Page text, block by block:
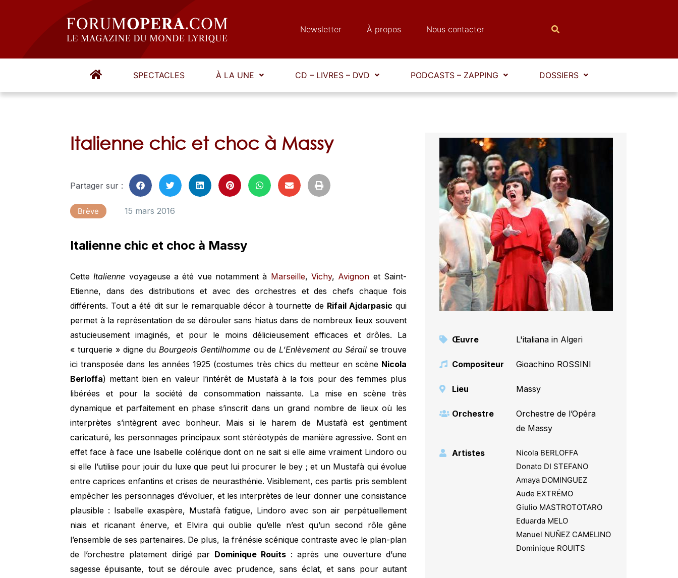
Newsletter À propos Nous contacter
SPECTACLES À LA UNE CD – LIVRES – DVD PODCASTS – ZAPPING DOSSIERS
Italienne chic et choc à Massy
Partager sur :
Brève 15 mars 2016
Italienne chic et choc à Massy
CetteItalienne voyageuse a été vue notamment à Marseille, Vichy, Avignon et Saint-
Etienne, dans des distributions et avec des orchestres et des chefs chaque fois
différents. Tout a été dit sur le remarquable décor à tournette de Rifail Ajdarpasic qui
permet à la représentation de se dérouler sans hiatus dans de nombreux lieux souvent
astucieusement imaginés, et pour le moins délicieusement efficaces et drôles. La
« turquerie » digne duBourgeois Gentilhomme ou de L’Enlèvement au Sérailse trouve
ici transposée dans les années 1925 (costumes très chics du metteur en scène Nicola
Berloffa) mettant bien en valeur l’intérêt de Mustafà à la fois pour des femmes plus
libérées et pour la société de consommation naissante. La mise en scène très
dynamique et parfaitement en phase s’inscrit dans un grand nombre de lieux où les
interprètes s’intègrent avec bonheur. Mais si le harem de Mustafà est gentiment
caricaturé, les personnages principaux sont stéréotypés de manière agressive. Sont en
effet face à face une Isabelle colérique dont on ne sait si elle aime vraiment Lindoro ou
si elle l’utilise pour jouir du luxe que peut lui procurer le bey ; et un Mustafà qui évolue
entre caprices enfantins et crises de neurasthénie. Visiblement, ces partis pris semblent
empêcher les personnages d’évoluer, et les interprètes de leur donner une consistance
plausible : Isabelle exaspère, Mustafà fatigue, Lindoro avec son air perpétuellement
niais et ricanant énerve, et Elvira qui oublie qu’elle n’est qu’un second rôle gêne
l’ensemble de ses partenaires. De plus, la frénésie scénique contraste avec le plan-plan
de l’orchestre platement dirigé par Dominique Rouits : après une ouverture d’une
sagesse épuisante, tout se déroule avec prudence, sans éclat, et sans pour autant
Œuvre L'italiana in Algeri
Compositeur Gioachino ROSSINI
Lieu Massy
Orchestre
Orchestre de l’Opéra
de Massy
Artistes
Nicola BERLOFFA
Donato DI STEFANO
Amaya DOMINGUEZ
Aude EXTRÉMO
Giulio MASTROTOTARO
Eduarda MELO
Manuel NUŇEZ CAMELINO
Dominique ROUITS